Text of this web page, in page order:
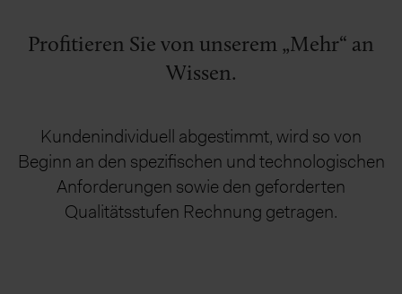
Profitieren Sie von unserem „Mehr“ an
Wissen.
Kundenindividuell abgestimmt, wird so von
Beginn an den spezifischen und technologischen
Anforderungen sowie den geforderten
Qualitätsstufen Rechnung getragen.